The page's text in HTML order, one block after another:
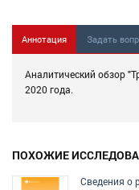
Аннотация Задать
Аналитический обзор
2020 года.
ПОХОЖИЕ
Сведения о